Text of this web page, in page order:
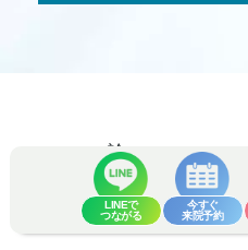
LINEで
つながる
今すぐ
来院予約
SEISHIN論
施術一覧